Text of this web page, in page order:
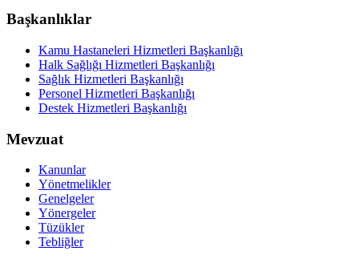
Başkanlıklar
Kamu Hastaneleri Hizmetleri Başkanlığı
Halk Sağlığı Hizmetleri Başkanlığı
Sağlık Hizmetleri Başkanlığı
Personel Hizmetleri Başkanlığı
Destek Hizmetleri Başkanlığı
Mevzuat
Kanunlar
Yönetmelikler
Genelgeler
Yönergeler
Tüzükler
Tebliğler